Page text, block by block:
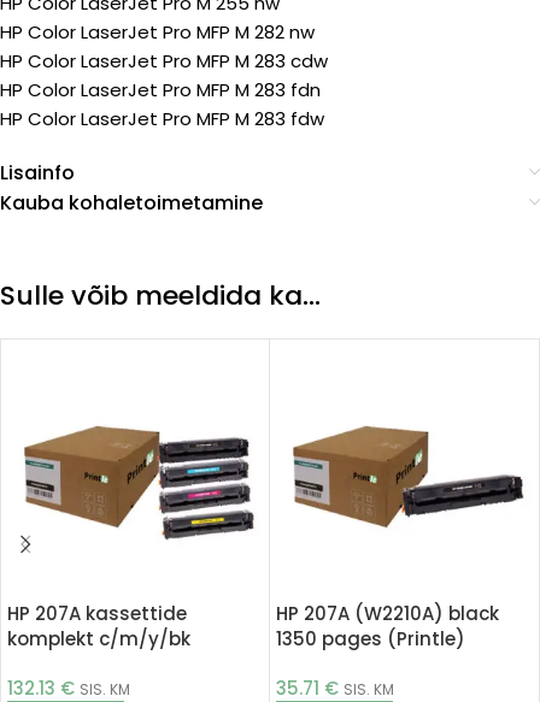
HP Color LaserJet Pro MFP M 282 nw
HP Color LaserJet Pro MFP M 283 cdw
HP Color LaserJet Pro MFP M 283 fdn
HP Color LaserJet Pro MFP M 283 fdw
Lisainfo
Kauba kohaletoimetamine
Sulle võib meeldida ka…
HP 207A kassettide
komplekt c/m/y/bk
132.13 € SIS. KM
HP 207A (W2210A) black
1350 pages (Printle)
35.71 € SIS. KM